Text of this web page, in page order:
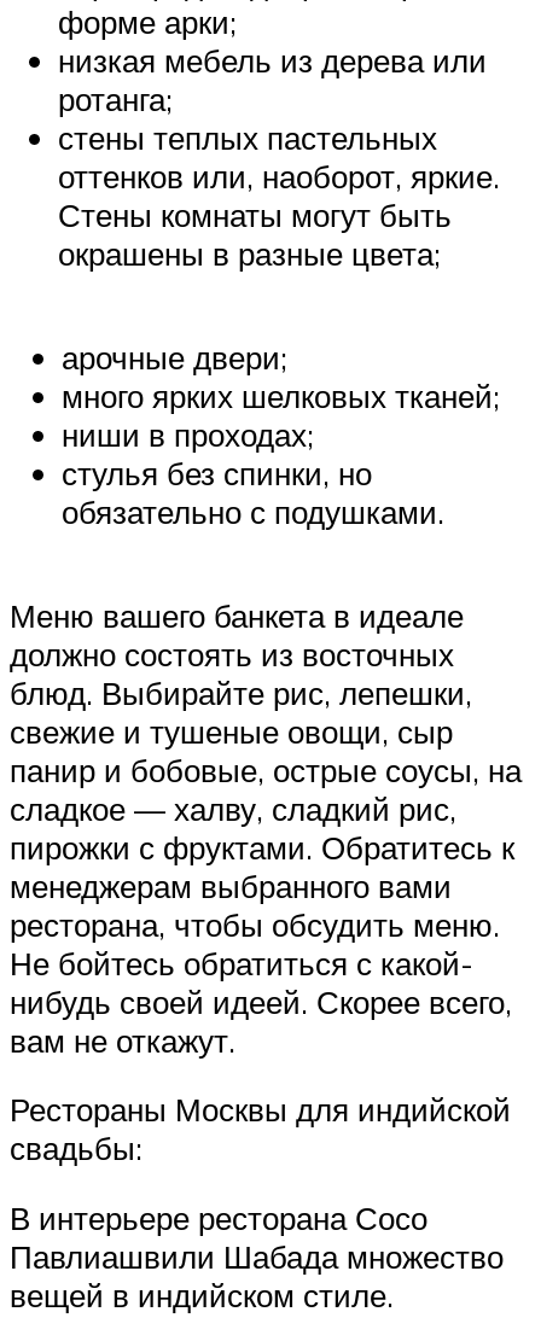
форме арки;
низкая мебель из дерева или
ротанга;
стены теплых пастельных
оттенков или, наоборот, яркие.
Стены комнаты могут быть
окрашены в разные цвета;
арочные двери;
много ярких шелковых тканей;
ниши в проходах;
стулья без спинки, но
обязательно с подушками.
Меню вашего банкета в идеале
должно состоять из восточных
блюд. Выбирайте рис, лепешки,
свежие и тушеные овощи, сыр
панир и бобовые, острые соусы, на
сладкое — халву, сладкий рис,
пирожки с фруктами. Обратитесь к
менеджерам выбранного вами
ресторана, чтобы обсудить меню.
Не бойтесь обратиться с какой-
нибудь своей идеей. Скорее всего,
вам не откажут.
Рестораны Москвы для индийской
свадьбы:
В интерьере ресторана Сосо
Павлиашвили Шабада множество
вещей в индийском стиле.